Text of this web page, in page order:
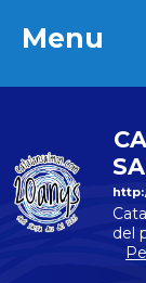
Menu
del
Menu